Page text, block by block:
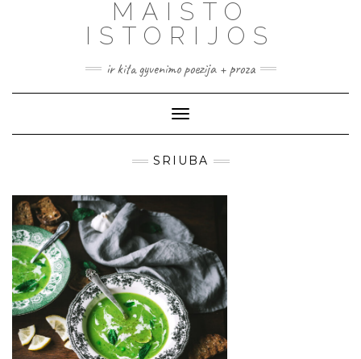
MAISTO
ISTORIJOS
ir kita gyvenimo poezija + proza
Toggle
Navigation
SRIUBA